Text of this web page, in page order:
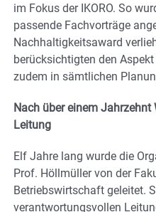
im Fokus der IKORO. So
passende Fachvorträge
Nachhaltigkeitsaward
berücksichtigten den
zudem in sämtlichen
Nach über einem Jahrzehnt
Leitung
Elf Jahre lang wurde die
Prof. Höllmüller von der
Betriebswirtschaft geleitet.
verantwortungsvollen